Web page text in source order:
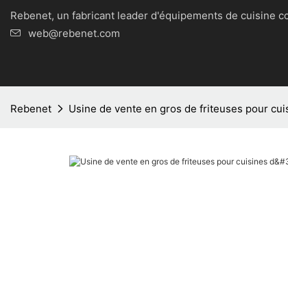
Rebenet, un fabricant leader d'équipements de
web@rebenet.com
Rebenet Usine de vente en gros de friteuses pour